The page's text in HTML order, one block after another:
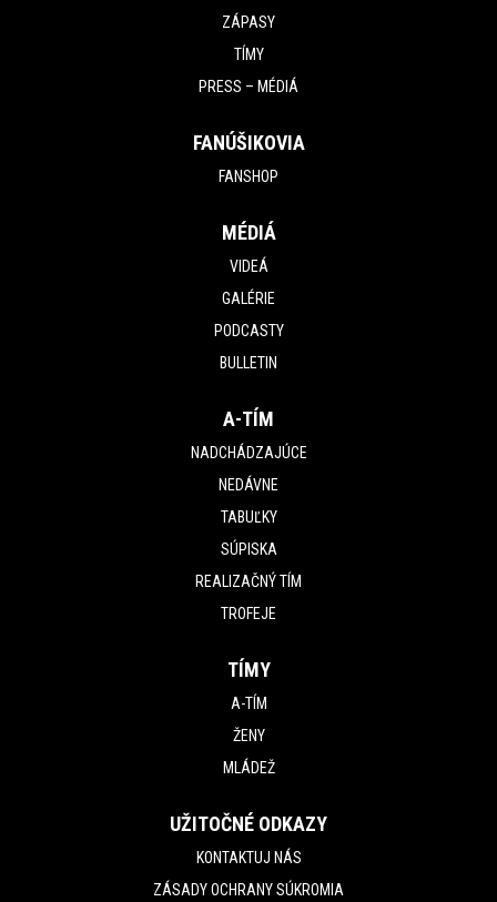
ZÁPASY
TÍMY
PRESS – MÉDIÁ
FANÚŠIKOVIA
FANSHOP
MÉDIÁ
VIDEÁ
GALÉRIE
PODCASTY
BULLETIN
A-TÍM
NADCHÁDZAJÚCE
NEDÁVNE
TABUĽKY
SÚPISKA
REALIZAČNÝ TÍM
TROFEJE
TÍMY
A-TÍM
ŽENY
MLÁDEŽ
UŽITOČNÉ ODKAZY
KONTAKTUJ NÁS
ZÁSADY OCHRANY SÚKROMIA